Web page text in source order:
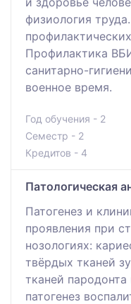
физиология
Профилактика
санитарно-
военное время.
Год обучения - 2
Семестр - 2
Кредитов - 4
Патологическая
Патогенез и
проявления при
нозологиях:
твёрдых тканей
тканей
патогенез